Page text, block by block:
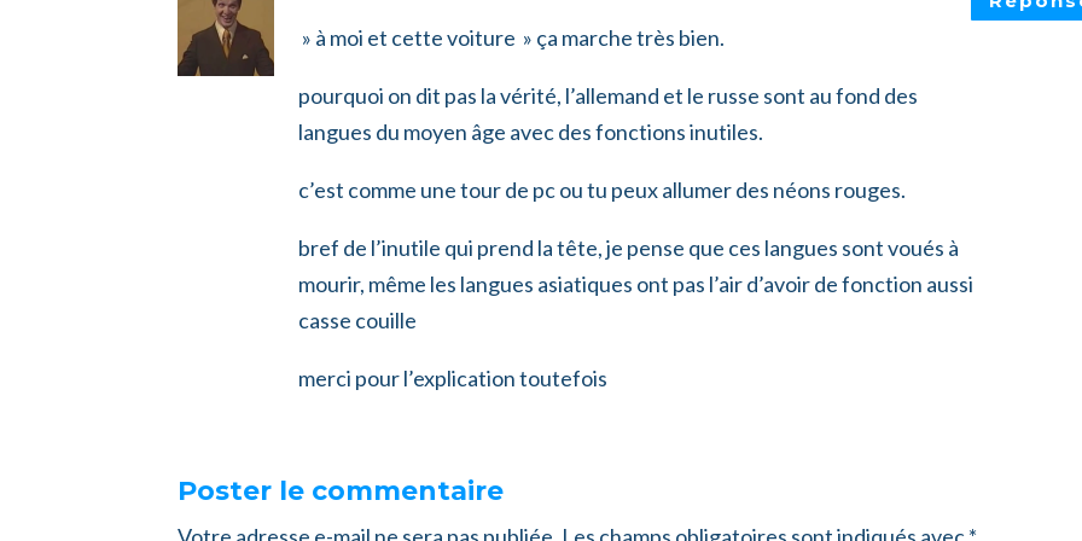
» à moi et cette voiture » ça marche très bien.
pourquoi on dit pas la vérité, l’allemand et le russe sont au fond des
langues du moyen âge avec des fonctions inutiles.
c’est comme une tour de pc ou tu peux allumer des néons rouges.
bref de l’inutile qui prend la tête, je pense que ces langues sont voués à
mourir, même les langues asiatiques ont pas l’air d’avoir de fonction aussi
casse couille
merci pour l’explication toutefois
Poster le commentaire